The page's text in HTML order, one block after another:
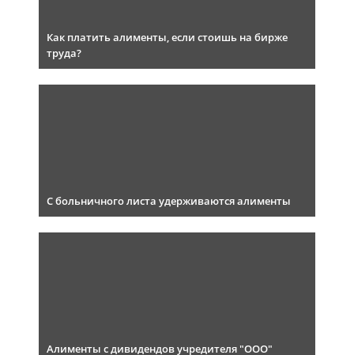
Как платить алименты, если стоишь на бирже
труда?
С больничного листа удерживаются алименты
Алименты с дивидендов учредителя "ООО"